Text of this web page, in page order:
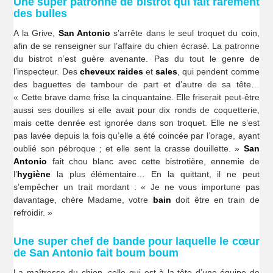
des bulles
A la Grive, San Antonio s’arrête dans le seul troquet du coin,
afin de se renseigner sur l’affaire du chien écrasé. La patronne
du bistrot n’est guère avenante. Pas du tout le genre de
l’inspecteur. Des cheveux raidesetsales, qui pendent comme
des baguettes de tambour de part et d’autre de sa tête…
« Cette brave dame frise la cinquantaine. Elle friserait peut-être
aussi ses douilles si elle avait pour dix ronds de coquetterie,
mais cette denrée est ignorée dans son troquet. Elle ne s’est
pas lavée depuis la fois qu’elle a été coincée par l’orage, ayant
oublié son pébroque ; et elle sent la crasse douillette. » San
Antonio fait chou blanc avec cette bistrotière, ennemie de
l’hygiène la plus élémentaire… En la quittant, il ne peut
s’empêcher un trait mordant : « Je ne vous importune pas
davantage, chère Madame, votre bain doit être en train de
refroidir. »
Une super chef de bande pour laquelle le cœur
de San Antonio fait boum boum